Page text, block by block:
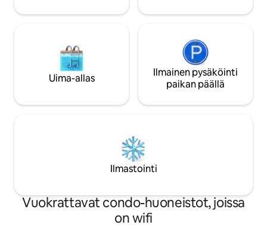
Uima-allas
Ilmainen pysäköinti
paikan päällä
Ilmastointi
Vuokrattavat condo-huoneistot, joissa
on wifi